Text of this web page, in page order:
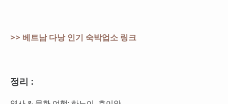
>> 베트남 다낭 인기 숙박업소 링크
정리 :